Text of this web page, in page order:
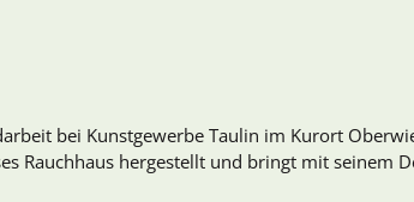
bei Kunstgewerbe Taulin im Kurort
Rauchhaus hergestellt und bringt mit seinem